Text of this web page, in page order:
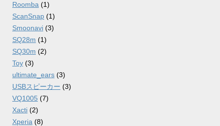
Roomba (1)
ScanSnap (1)
Smoonavi (3)
SQ28m (1)
SQ30m (2)
Toy (3)
ultimate_ears (3)
USBスピーカー (3)
VQ1005 (7)
Xacti (2)
Xperia (8)